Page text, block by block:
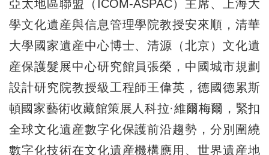
亞太地區聯盟（ICOM-ASPAC）主席、上海大
學文化遺産與信息管理學院教授安來順，清華
大學國家遺産中心博士、清源（北京）文化遺
産保護髮展中心研究館員張榮，中國城市規劃
設計研究院教授級工程師王偉英，德國德累斯
頓國家藝術收藏館策展人科拉·維爾梅爾，緊扣
全球文化遺産數字化保護前沿趨勢，分別圍繞
數字化技術在文化遺産機構應用、世界遺産地